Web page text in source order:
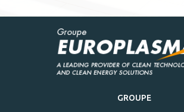
GROUPE